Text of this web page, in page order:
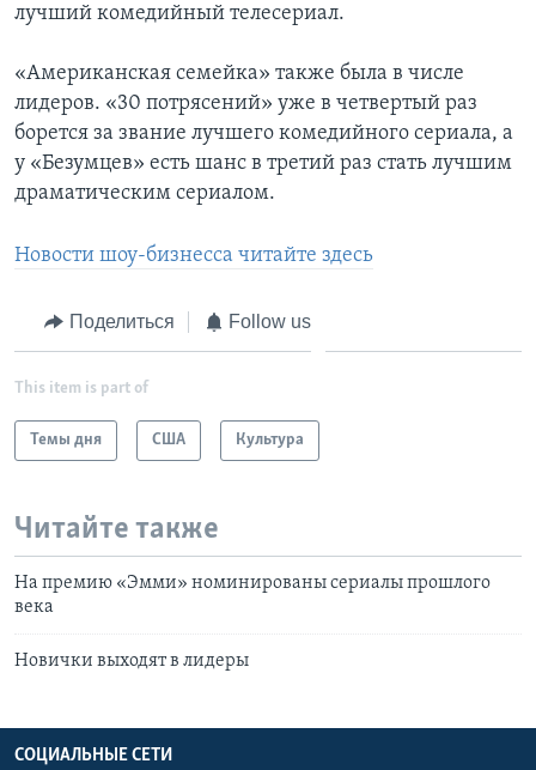
лучший комедийный телесериал.
«Американская семейка» также была в числе
лидеров. «30 потрясений» уже в четвертый раз
борется за звание лучшего комедийного сериала, а
у «Безумцев» есть шанс в третий раз стать лучшим
драматическим сериалом.
Новости шоу-бизнесса читайте здесь
Поделиться Follow us
This item is part of
Темы дня США Культура
Читайте также
На премию «Эмми» номинированы сериалы прошлого
века
Новички выходят в лидеры
СОЦИАЛЬНЫЕ СЕТИ